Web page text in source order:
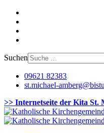
Suchen
09621 82383
st.michael-
>> Internetseite der Kita St.